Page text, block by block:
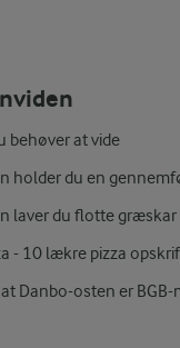
behøver at vide
holder du en
laver du flotte
- 10 lækre pizza
Danbo-osten er